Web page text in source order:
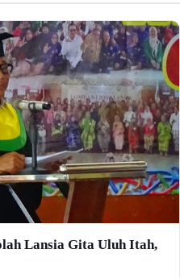
Lansia Gita Uluh Itah,